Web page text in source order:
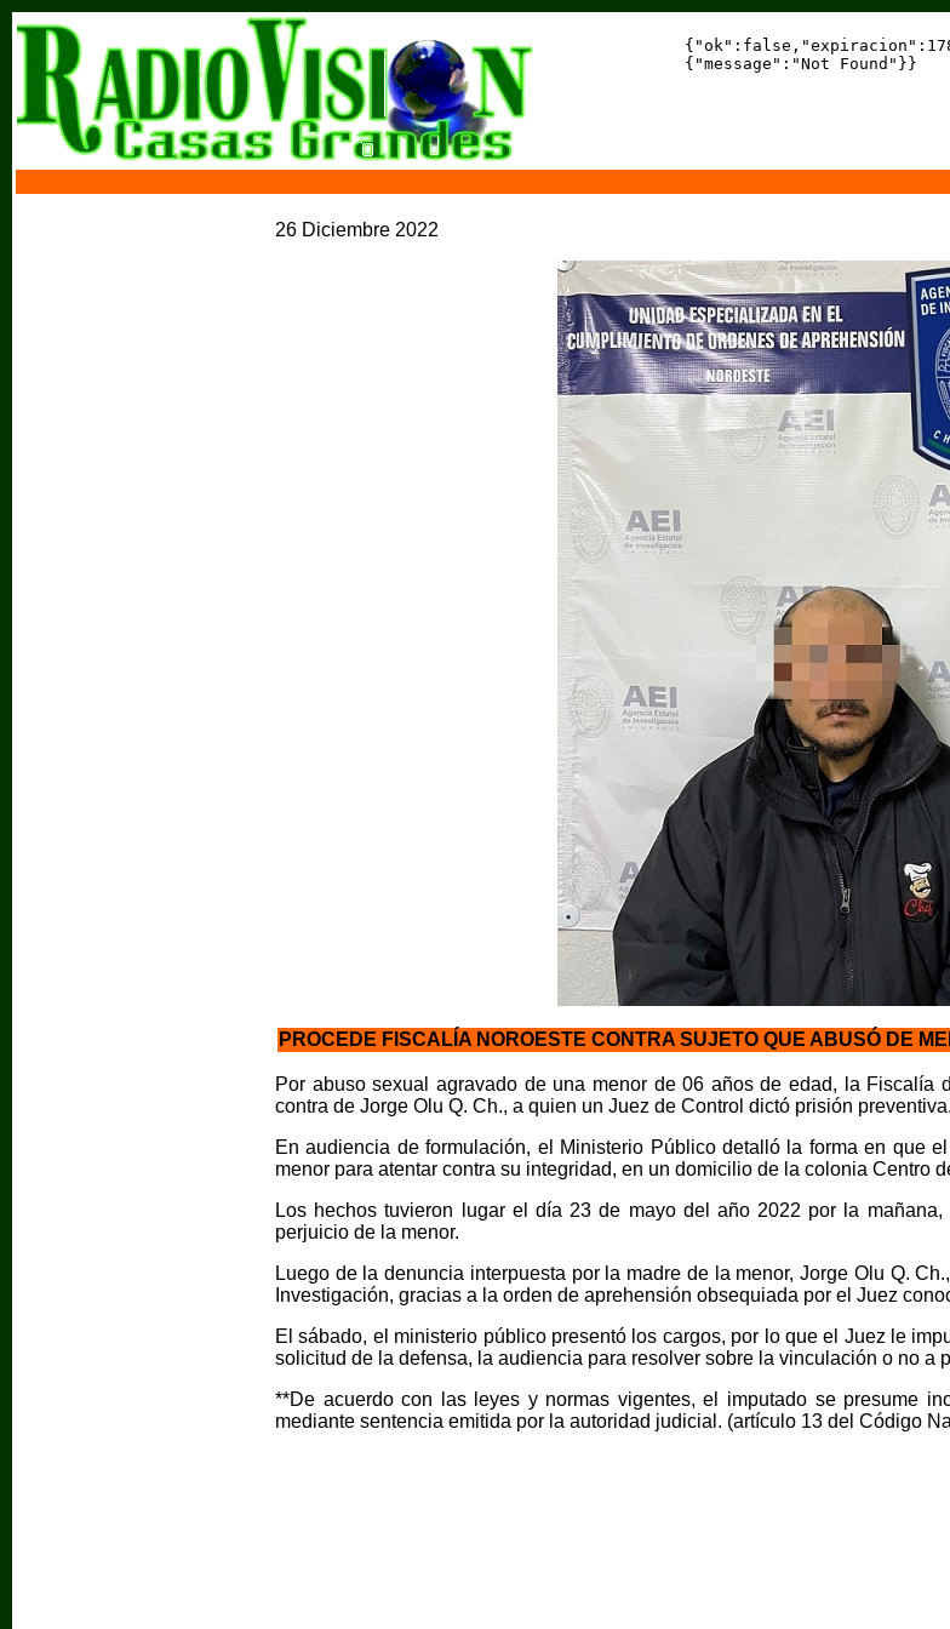
26 Diciembre 2022
PROCEDE FISCALÍA NOROESTE CONTRA SUJETO QUE ABUSÓ DE
Por abuso sexual agravado de una menor de 06 años de edad, la Fiscalía
contra de Jorge Olu Q. Ch., a quien un Juez de Control dictó prisión preventiva.
En audiencia de formulación, el Ministerio Público detalló la forma en que
menor para atentar contra su integridad, en un domicilio de la colonia Centro
Los hechos tuvieron lugar el día 23 de mayo del año 2022 por la
perjuicio de la menor.
Luego de la denuncia interpuesta por la madre de la menor, Jorge Olu Q.
Investigación, gracias a la orden de aprehensión obsequiada por el Juez
El sábado, el ministerio público presentó los cargos, por lo que el Juez le
solicitud de la defensa, la audiencia para resolver sobre la vinculación o no a
**De acuerdo con las leyes y normas vigentes, el imputado se presume
mediante sentencia emitida por la autoridad judicial. (artículo 13 del Código